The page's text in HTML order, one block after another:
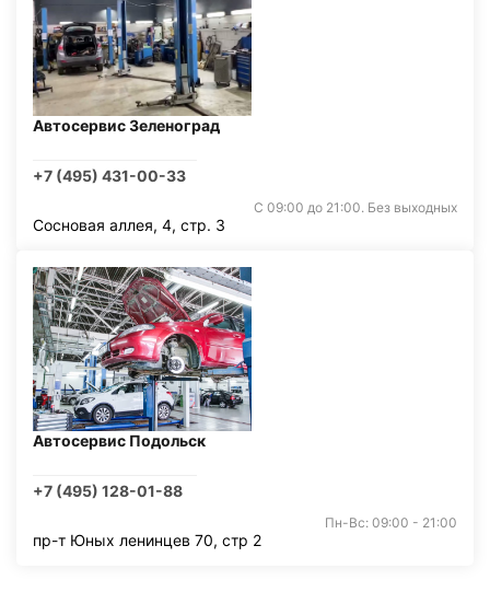
Автосервис Зеленоград
+7 (495) 431-00-33
С 09:00 до 21:00. Без выходных
Сосновая аллея, 4, стр. 3
Автосервис Подольск
+7 (495) 128-01-88
Пн-Вс: 09:00 - 21:00
пр-т Юных ленинцев 70, стр 2